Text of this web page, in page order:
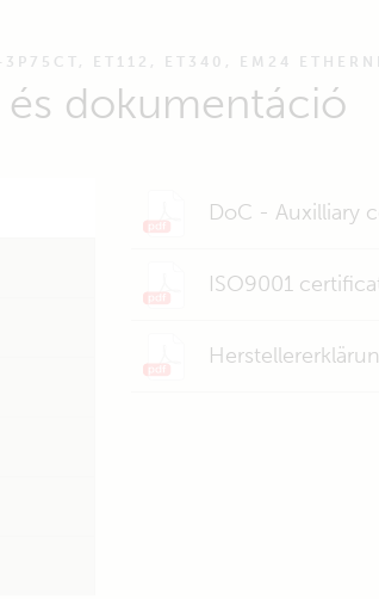
3P75CT, ET112, ET340, EM24
dokumentáció
DoC - Auxilliary
ISO9001